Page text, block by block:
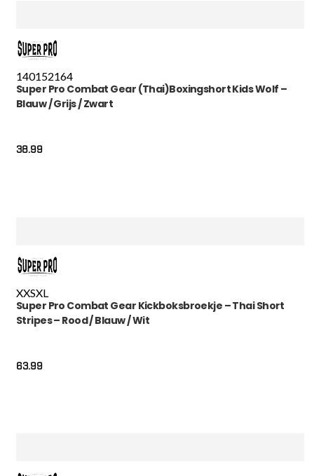
140152164
Super Pro Combat Gear (Thai)Boxingshort Kids Wolf –
Blauw / Grijs / Zwart
38.99
XXSXL
Super Pro Combat Gear Kickboksbroekje – Thai Short
Stripes – Rood / Blauw / Wit
63.99